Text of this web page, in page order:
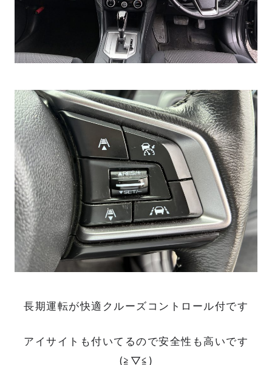
長期運転が快適クルーズコントロール付です
アイサイトも付いてるので安全性も高いです
(≧▽≦)